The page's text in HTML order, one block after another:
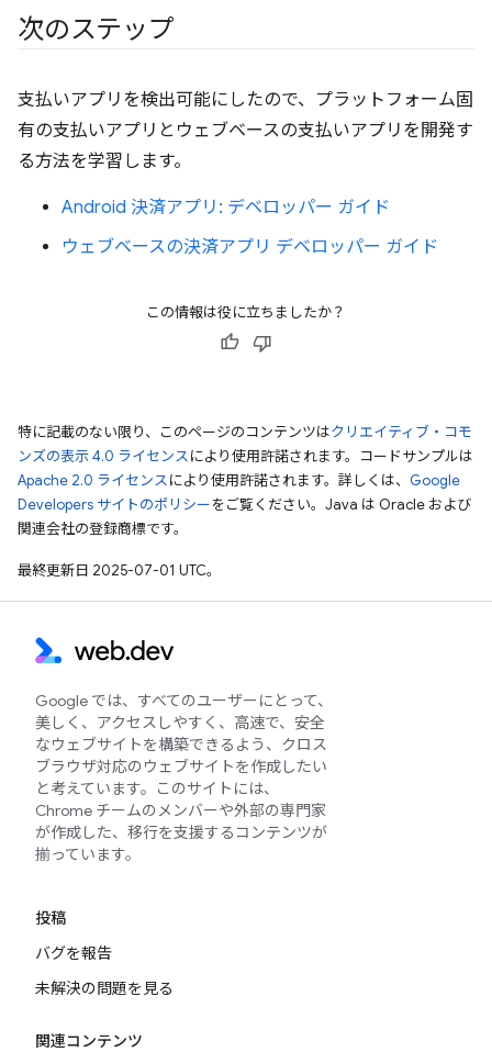
次のステップ
支払いアプリを検出可能にしたので、プラットフォーム固
有の支払いアプリとウェブベースの支払いアプリを開発す
る方法を学習します。
Android 決済アプリ: デベロッパー ガイド
ウェブベースの決済アプリ デベロッパー ガイド
この情報は役に立ちましたか？
特に記載のない限り、このページのコンテンツはクリエイティブ・コモ
ンズの表示 4.0 ライセンスにより使用許諾されます。コードサンプルは
Apache 2.0 ライセンスにより使用許諾されます。詳しくは、 Google
Developers サイトのポリシーをご覧ください。Java は Oracle および
関連会社の登録商標です。
最終更新日 2025-07-01 UTC。
Google では、すべてのユーザーにとって、
美しく、アクセスしやすく、高速で、安全
なウェブサイトを構築できるよう、クロス
ブラウザ対応のウェブサイトを作成したい
と考えています。このサイトには、
Chrome チームのメンバーや外部の専門家
が作成した、移行を支援するコンテンツが
揃っています。
投稿
バグを報告
未解決の問題を見る
関連コンテンツ